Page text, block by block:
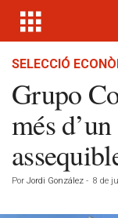
SELECCIÓ
Grupo
més
Por Jordi González - 8 de